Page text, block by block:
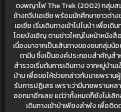
ดงพญาไฟ The Trek (2002) กลุ่ม
ช้างทวีปเอเชีย พร้อมนักศึกษาชาวต่า
เอเชีย เริ่มเดินทางเข้าไปในป่า เพื่อเ
โดยบังเอิญ ตามข่าวใหญ่ในหน้าหนัง
เนื่องมาจากเป็นเส้นทางของชนกลุ่มน้
ตามีน ซึ่งเป็นองค์ประกอบสำคัญส
สำรวจเริ่มต้นการเดินทาง จากหมู่บ้าน
บ้าน เพื่อขอให้ช่วยกล่าวกับนายพราน
รับการปฏิเสธ เพราะว่ามีนายพรานหล
ออกมาอีกเลย แต่ว่าทั้งหมดก็ยังไม่เลิ
เดินทางเข้าป่าเพียงลำพัง เพื่อติ